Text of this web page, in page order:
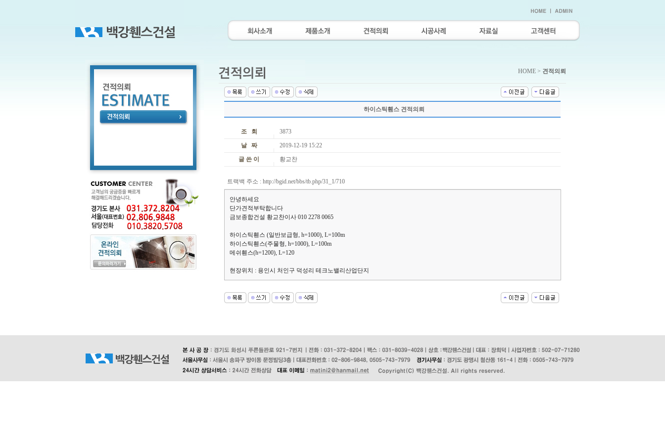
HOME > 견적의뢰
하이스틱휀스 견적의뢰
조 회
3873
날 짜
2019-12-19 15:22
글 쓴 이
황교찬
트랙백 주소 : http://bgid.net/bbs/tb.php/31_1/710
안녕하세요
단가견적부탁합니다
금보종합건설 황교찬이사 010 2278 0065
하이스틱휀스 (일반보급형, h=1000), L=100m
하이스틱휀스(주물형, h=1000), L=100m
메쉬휀스(h=1200), L=120
현장위치 : 용인시 처인구 덕성리 테크노밸리산업단지